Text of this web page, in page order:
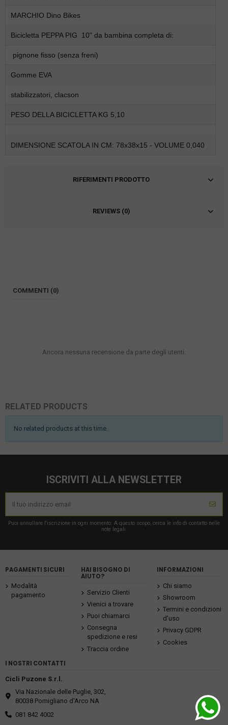
MARCHIO Dino Bikes
Bicicletta PEPPA PIG 10" da bambina completa di:
pignone fisso (senza freni)
Gomme EVA
stabilizzatori, clacson
PESO DELLA BICICLETTA KG 5,10
DIMENSIONE SCATOLA IN CM: 78x38x15 - VOLUME 0,040
RIFERIMENTI PRODOTTO
REVIEWS (0)
COMMENTI (0)
Ancora nessuna recensione da parte degli utenti.
RELATED PRODUCTS
No related products at this time.
ISCRIVITI ALLA NEWSLETTER
Puoi annullare l'iscrizione in ogni momento. A questo scopo, cerca le info di contatto nelle
note legali.
PAGAMENTI SICURI
Modalità
pagamento
HAI BISOGNO DI
AIUTO?
Servizio Clienti
Vienici a trovare
Puoi chiamarci
Consegna
spedizione e resi
Traccia ordine
INFORMAZIONI
Chi siamo
Showroom
Termini e condizioni
d'uso
Privacy GDPR
Cookies
I NOSTRI CONTATTI
Cicli Puzone S.r.l.
Via Nazionale delle Puglie, 302,
80038 Pomigliano d'Arco NA
081 842 4002